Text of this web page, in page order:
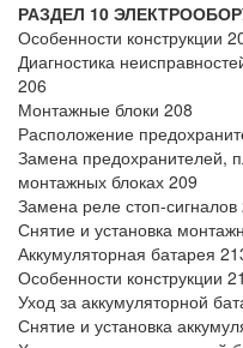
РАЗДЕЛ 10
Особенности конструкции
Диагностика
206
Монтажные блоки 208
Расположение
Замена предохранителей,
монтажных блоках 209
Замена реле стоп-сигналов
Снятие и установка
Аккумуляторная батарея
Особенности конструкции
Уход за аккумуляторной
Снятие и установка